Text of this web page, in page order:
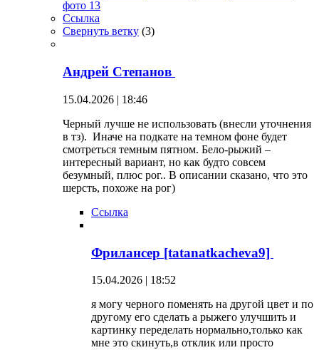
Ссылка
Свернуть ветку (3)
Андрей Степанов
15.04.2026 | 18:46
Черный лучше не использовать (внесли уточнения
в тз). Иначе на подкате на темном фоне будет
смотреться темным пятном. Бело-рыжий –
интересный вариант, но как будто совсем
безумный, плюс рог.. В описании сказано, что это
шерсть, похоже на рог)
Ссылка
Фрилансер [tatanatkacheva9]
15.04.2026 | 18:52
я могу черного поменять на другой цвет и по
другому его сделать а рыжего улучшить и
картинку переделать нормально,только как
мне это скинуть,в отклик или просто